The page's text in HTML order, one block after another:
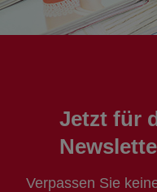
Jetzt für
Verpassen Sie